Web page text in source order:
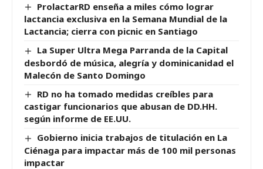
ProlactarRD enseña a miles cómo lograr
lactancia exclusiva en la Semana Mundial de la
Lactancia; cierra con picnic en Santiago
La Super Ultra Mega Parranda de la Capital
desbordó de música, alegría y dominicanidad el
Malecón de Santo Domingo
RD no ha tomado medidas creíbles para
castigar funcionarios que abusan de DD.HH.
según informe de EE.UU.
Gobierno inicia trabajos de titulación en La
Ciénaga para impactar más de 100 mil personas
impactar